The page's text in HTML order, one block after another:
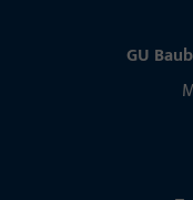
GU